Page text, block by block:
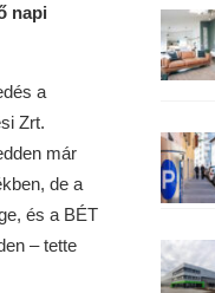
napi
a
Zrt.
már
de a
és a BÉT
– tette